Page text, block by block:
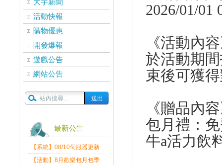
大宇新聞
活動快報
購物優惠
開發爆報
遊戲公告
網站公告
最新公告
【系統】08/10伺服器更新
維護公告
【活動】8月歡樂包月包季
2026/01/01
《活動內
於活動期
束後可獲
《贈品內
包月禮：
牛a活力飲